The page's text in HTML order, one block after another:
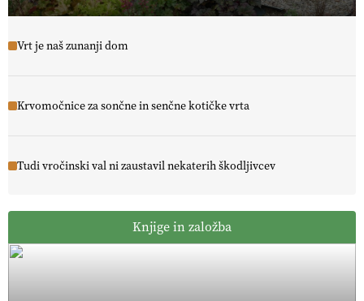
Vrt je naš zunanji dom
Krvomočnice za sončne in senčne kotičke vrta
Tudi vročinski val ni zaustavil nekaterih škodljivcev
Knjige in založba